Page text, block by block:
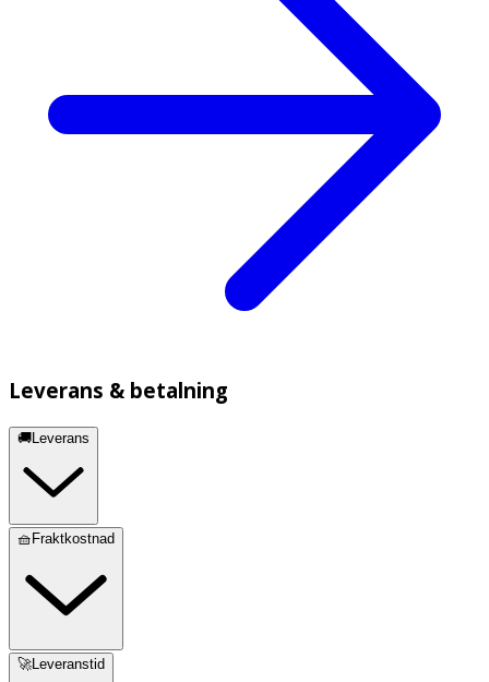
Leverans & betalning
🚚Leverans
🧺Fraktkostnad
🚀Leveranstid